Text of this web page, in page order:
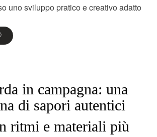
uno sviluppo pratico e creativo adatto
in campagna: una
di sapori autentici
ritmi e materiali più